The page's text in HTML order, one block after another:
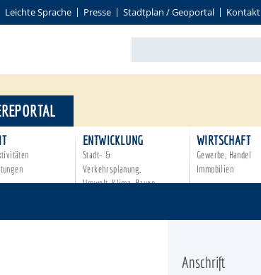
Leichte Sprache Presse Stadtplan / Geoportal Kontakt
ENTWICKLUNG
Stadt- &
Verkehrsplanung,
Umwelt, Klima, Bauen
WIRTSCHAFT
Gewerbe, Handel
Immobilien
Anschrift